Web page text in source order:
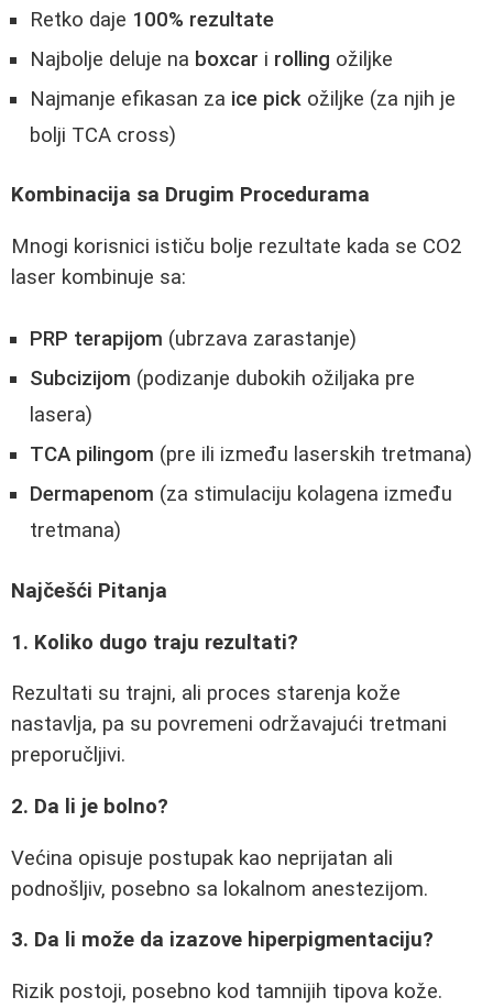
Retko daje 100% rezultate
Najbolje deluje na boxcar i rolling ožiljke
Najmanje efikasan za ice pick ožiljke (za njih je
bolji TCA cross)
Kombinacija sa Drugim Procedurama
Mnogi korisnici ističu bolje rezultate kada se CO2
laser kombinuje sa:
PRP terapijom (ubrzava zarastanje)
Subcizijom (podizanje dubokih ožiljaka pre
lasera)
TCA pilingom (pre ili između laserskih tretmana)
Dermapenom (za stimulaciju kolagena između
tretmana)
Najčešći Pitanja
1. Koliko dugo traju rezultati?
Rezultati su trajni, ali proces starenja kože
nastavlja, pa su povremeni održavajući tretmani
preporučljivi.
2. Da li je bolno?
Većina opisuje postupak kao neprijatan ali
podnošljiv, posebno sa lokalnom anestezijom.
3. Da li može da izazove hiperpigmentaciju?
Rizik postoji, posebno kod tamnijih tipova kože.